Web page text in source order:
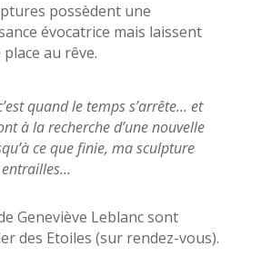
possèdent une
évocatrice mais laissent
au rêve.
quand le temps s’arrête… et
à la recherche d’une nouvelle
ce que finie, ma sculpture
Geneviève Leblanc sont
des Etoiles (sur rendez-vous).